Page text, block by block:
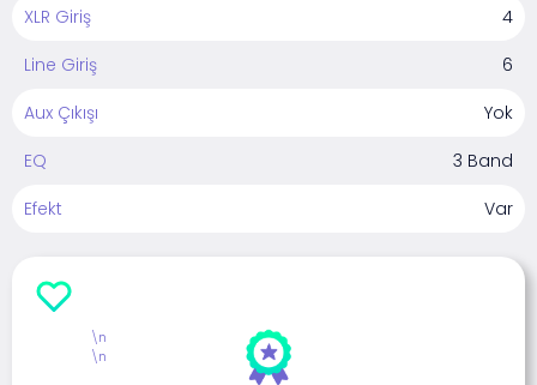
XLR Giriş
4
Line Giriş
6
Aux Çıkışı
Yok
EQ
3 Band
Efekt
Var
\n
\n